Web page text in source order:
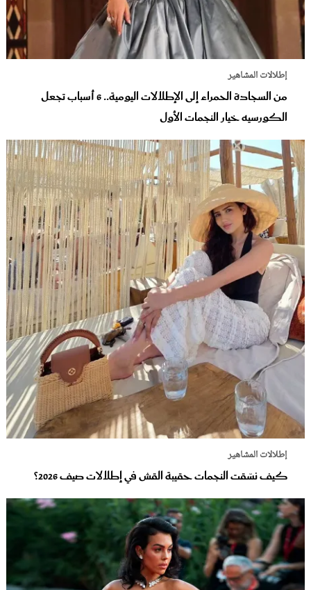
إطلالات المشاهير
من السجادة الحمراء إلى الإطلالات اليومية.. 6 أسباب تجعل
الكورسيه خيار النجمات الأول
إطلالات المشاهير
كيف نسّقت النجمات حقيبة القش في إطلالات صيف 2026؟